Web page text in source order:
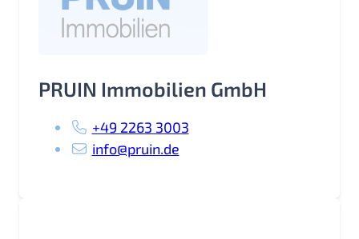
PRUIN Immobilien GmbH
+49 2263 3003
info@pruin.de